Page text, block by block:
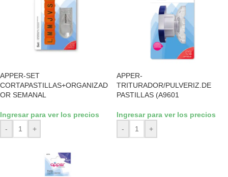
APPER-SET
CORTAPASTILLAS+ORGANIZAD
OR SEMANAL
Ingresar para ver los precios
-
+
APPER-
TRITURADOR/PULVERIZ.DE
PASTILLAS (A9601
Ingresar para ver los precios
-
+